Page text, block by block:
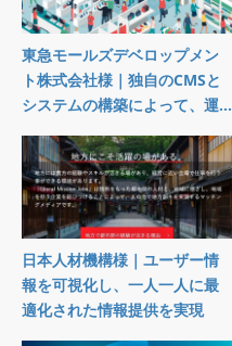
東急モールズデベロップメン
ト株式会社様｜独自のCMSと
システムの構築によって、運...
日本人材機構様｜ユーザー情
報を可視化し、一人一人に最
適化された情報提供を実現